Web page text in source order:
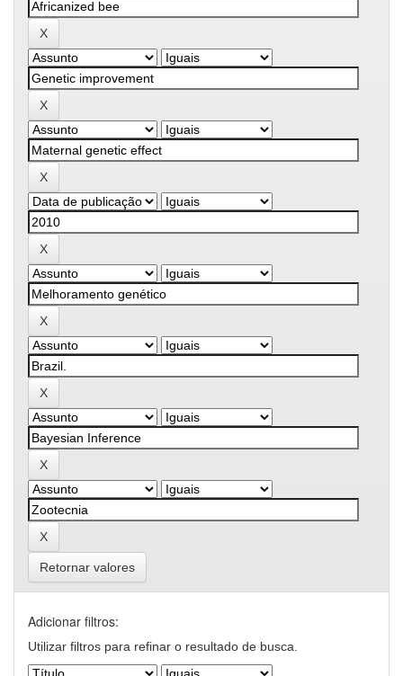
Retornar valores
Adicionar filtros:
Utilizar filtros para refinar o resultado de busca.